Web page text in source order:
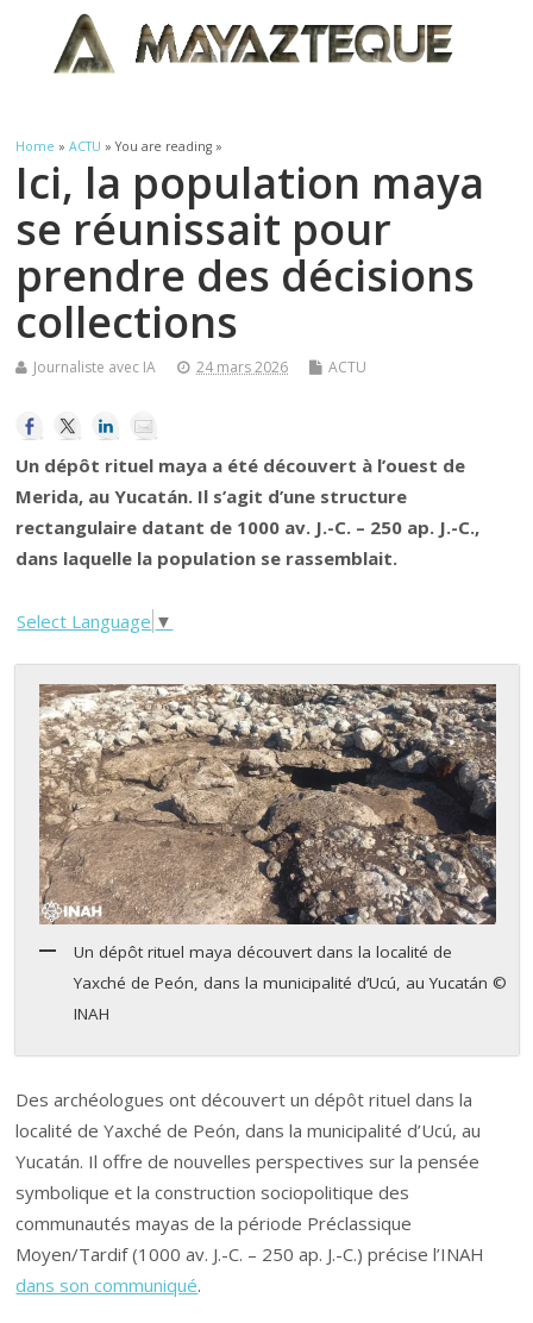
Home »ACTU » You are reading »
Ici, la population maya
se réunissait pour
prendre des décisions
collections
Journaliste avec IA 24 mars 2026 ACTU
Un dépôt rituel maya a été découvert à l’ouest de
Merida, au Yucatán. Il s’agit d’une structure
rectangulaire datant de 1000 av. J.-C. – 250 ap. J.-C.,
dans laquelle la population se rassemblait.
Select Language ▼
Un dépôt rituel maya découvert dans la localité de
Yaxché de Peón, dans la municipalité d’Ucú, au Yucatán ©
INAH
Des archéologues ont découvert un dépôt rituel dans la
localité de Yaxché de Peón, dans la municipalité d’Ucú, au
Yucatán. Il offre de nouvelles perspectives sur la pensée
symbolique et la construction sociopolitique des
communautés mayas de la période Préclassique
Moyen/Tardif (1000 av. J.-C. – 250 ap. J.-C.) précise l’INAH
dans son communiqué.